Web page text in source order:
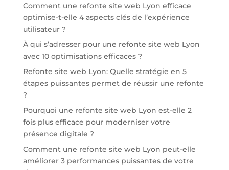
Comment une refonte site web Lyon efficace
optimise-t-elle 4 aspects clés de l’expérience
utilisateur ?
À qui s’adresser pour une refonte site web Lyon
avec 10 optimisations efficaces ?
Refonte site web Lyon: Quelle stratégie en 5
étapes puissantes permet de réussir une refonte
?
Pourquoi une refonte site web Lyon est-elle 2
fois plus efficace pour moderniser votre
présence digitale ?
Comment une refonte site web Lyon peut-elle
améliorer 3 performances puissantes de votre